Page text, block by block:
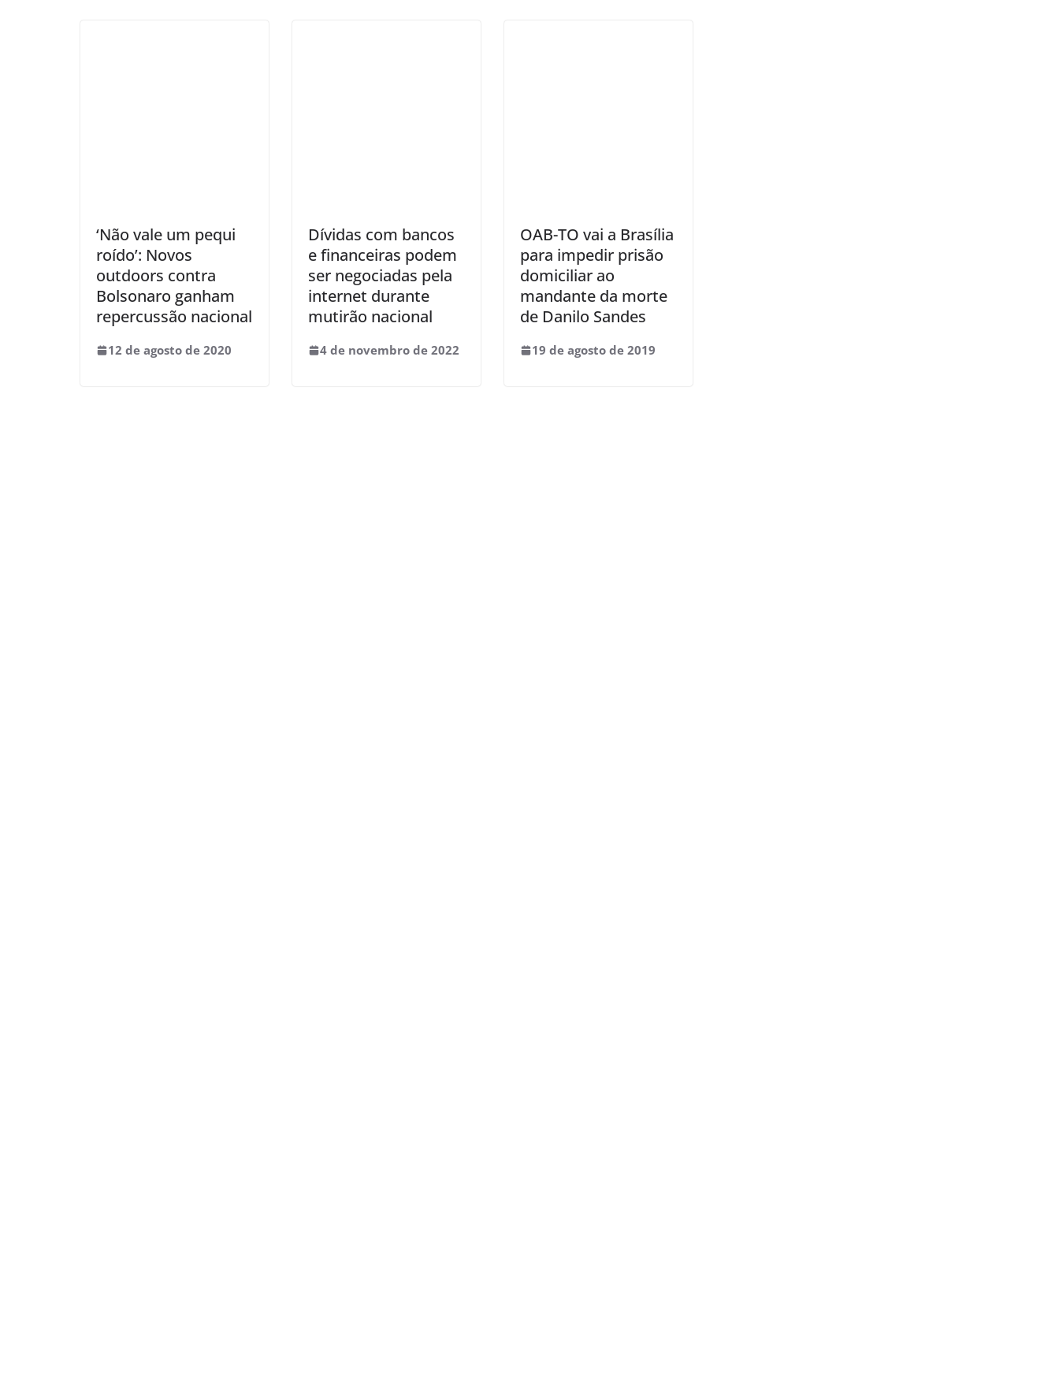
‘Não vale um pequi
roído’: Novos
outdoors contra
Bolsonaro ganham
repercussão nacional
12 de agosto de 2020
Dívidas com bancos
e financeiras podem
ser negociadas pela
internet durante
mutirão nacional
4 de novembro de 2022
OAB-TO vai a Brasília
para impedir prisão
domiciliar ao
mandante da morte
de Danilo Sandes
19 de agosto de 2019